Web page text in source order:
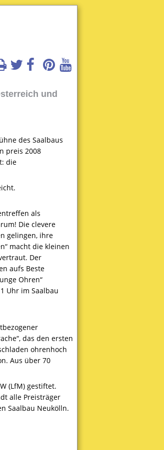
und
des Saalbaus
preis 2008
die
als
Die clevere
gelingen, ihre
macht die kleinen
Der
aufs Beste
Ohren“
Uhr im Saalbau
das den ersten
ohrenhoch
Aus über 70
(LfM) gestiftet.
alle Preisträger
Saalbau Neukölln.